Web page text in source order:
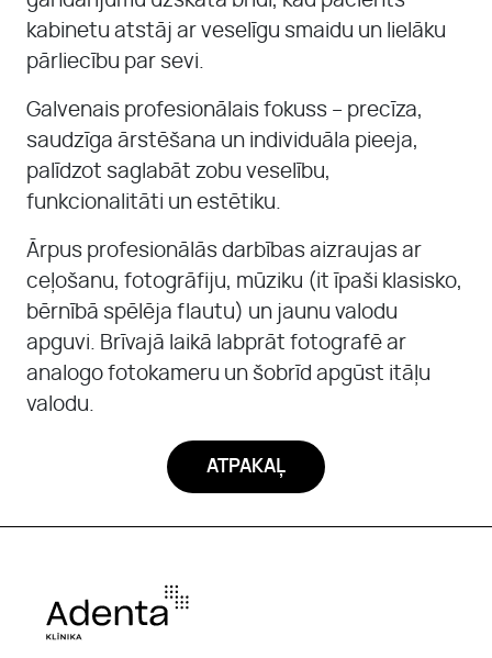
kabinetu atstāj ar veselīgu smaidu un lielāku
pārliecību par sevi.
Galvenais profesionālais fokuss – precīza,
saudzīga ārstēšana un individuāla pieeja,
palīdzot saglabāt zobu veselību,
funkcionalitāti un estētiku.
Ārpus profesionālās darbības aizraujas ar
ceļošanu, fotogrāfiju, mūziku (it īpaši klasisko,
bērnībā spēlēja flautu) un jaunu valodu
apguvi. Brīvajā laikā labprāt fotografē ar
analogo fotokameru un šobrīd apgūst itāļu
valodu.
ATPAKAĻ